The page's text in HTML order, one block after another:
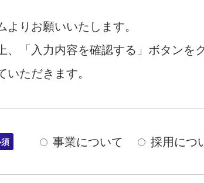
りお願いいたします。
、「入力内容を確認する」ボタンを
ただきます。
事業について 採用につ